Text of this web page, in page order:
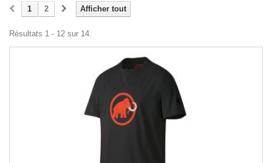
Afficher tout
1 2
Résultats 1 - 12 sur 14.